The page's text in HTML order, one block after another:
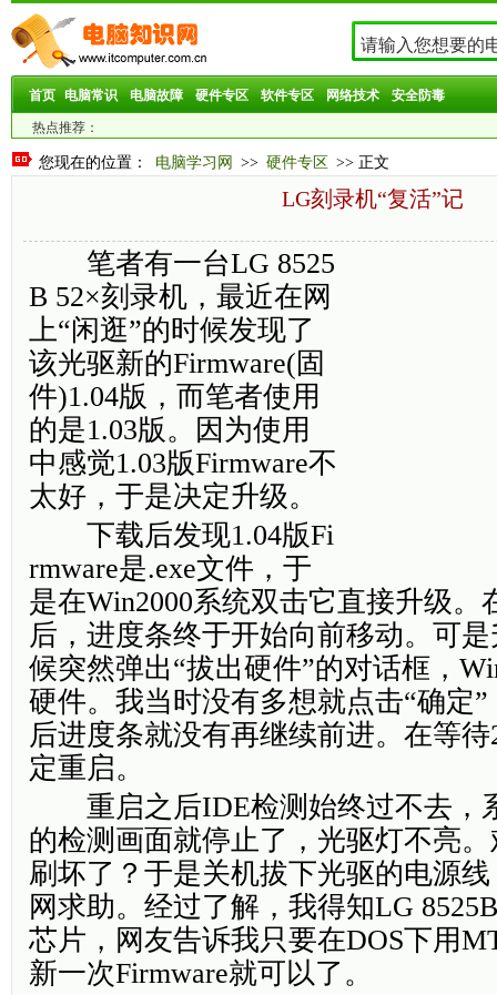
首页 电脑常识 电脑故障 硬件专区 软件专区 网络技术 安全防毒
热点推荐：
您现在的位置： 电脑学习网 >> 硬件专区 >> 正文
LG刻录机“复活”记
笔者有一台LG 8525
B 52×刻录机，最近在网
上“闲逛”的时候发现了
该光驱新的Firmware(固
件)1.04版，而笔者使用
的是1.03版。因为使用
中感觉1.03版Firmware不
太好，于是决定升级。
下载后发现1.04版Fi
rmware是.exe文件，于
是在Win2000系统双击它直接升级。
后，进度条终于开始向前移动。可
候突然弹出“拔出硬件”的对话框，
硬件。我当时没有多想就点击“确定
后进度条就没有再继续前进。在等
定重启。
重启之后IDE检测始终过不去，
的检测画面就停止了，光驱灯不亮。
刷坏了？于是关机拔下光驱的电源
网求助。经过了解，我得知LG
芯片，网友告诉我只要在DOS下用
新一次Firmware就可以了。